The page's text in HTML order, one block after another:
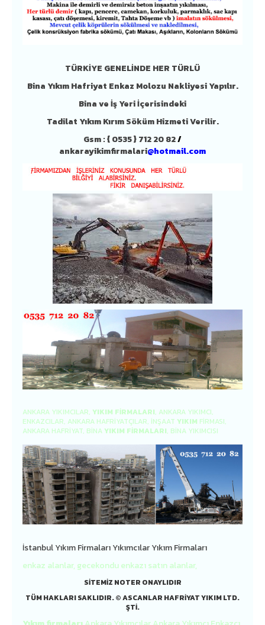
TÜRKİYE GENELİNDE HER TÜRLÜ
Bina Yıkım Hafriyat Enkaz Molozu Nakliyesi Yapılır.
Bina ve İş Yeri İçerisindeki
Tadilat Yıkım Kırım Söküm Hizmeti Verilir.
Gsm :{ 0535 } 712 20 82/
ankarayikimfirmalari@hotmail.com
ANKARA YIKIMCILAR, YIKIM FIRMALARI, ANKARA YIKIMCI,
ENKAZCILAR, ANKARA HAFRIYATÇILAR, İNŞAAT YIKIM FIRMASI,
ANKARA HAFRIYAT, BINAYIKIM FIRMALARI, BINA YIKIMCISI
İstanbul Yıkım Firmaları Yıkımcılar Yıkım Firmaları
enkaz alanlar, gecekondu enkazı satın alanlar,
SITEMIZ NOTER ONAYLIDIR
TÜM HAKLARI SAKLIDIR. © ASCANLAR HAFRİYAT YIKIM LTD.
ŞTİ.